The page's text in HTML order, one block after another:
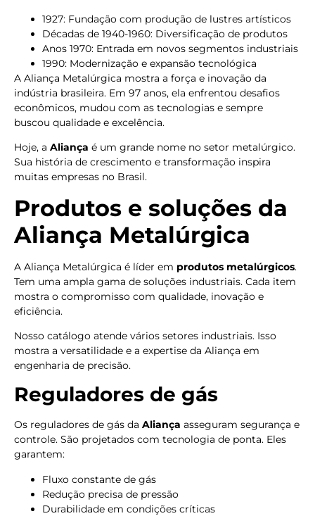
1927: Fundação com produção de lustres artísticos
Décadas de 1940-1960: Diversificação de produtos
Anos 1970: Entrada em novos segmentos industriais
1990: Modernização e expansão tecnológica
A Aliança Metalúrgica mostra a força e inovação da
indústria brasileira. Em 97 anos, ela enfrentou desafios
econômicos, mudou com as tecnologias e sempre
buscou qualidade e excelência.
Hoje, a Aliança é um grande nome no setor metalúrgico.
Sua história de crescimento e transformação inspira
muitas empresas no Brasil.
Produtos e soluções da
Aliança Metalúrgica
A Aliança Metalúrgica é líder em produtos metalúrgicos.
Tem uma ampla gama de soluções industriais. Cada item
mostra o compromisso com qualidade, inovação e
eficiência.
Nosso catálogo atende vários setores industriais. Isso
mostra a versatilidade e a expertise da Aliança em
engenharia de precisão.
Reguladores de gás
Os reguladores de gás da Aliança asseguram segurança e
controle. São projetados com tecnologia de ponta. Eles
garantem:
Fluxo constante de gás
Redução precisa de pressão
Durabilidade em condições críticas